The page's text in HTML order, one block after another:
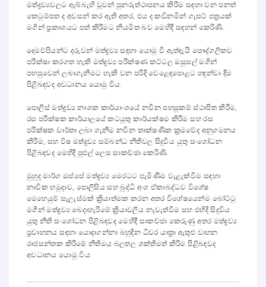
මත්ද්‍රව්‍යවලට ඇබ්බැහි වූවන් පුනරුත්ථාපනය කිරීම සඳහා වන පනත්
කෙටුම්පත ද අවසන් කර ඇති අතර, එය ද කඩිනමින් ගැසට් පත්‍රයක්
මගින් ප්‍රකාශයට පත් කිරීමට නියමිත බව මෙහිදී සඳහන් කෙරිණි.
දෙමව්පියන්ට දරුවන් මත්ද්‍රව්‍ය සඳහා යොමු වී ඇත්දැයි පෞද්ගලිකව
පරීක්ෂා කරගත හැකි මත්ද්‍රව්‍ය පරීක්ෂණ කට්ටල ඔසුසල් මගින්
පහසුවෙන් ලබාගැනීමට හැකි වන පරිදි වෙළෙඳපොළට හඳුන්වා දීම
පිළිබඳවද අවධානය යොමු විය.
පොලිස් මත්ද්‍රව්‍ය නාශක කාර්යාංශයේ නවීන පහසුකම් ස්ථාපිත කිරීම,
රස පරීක්ෂක කාර්යාලයේ කටයුතු කාර්යක්ෂම කිරීම සහ රස
පරීක්ෂක වාර්තා ලබා ගැනීම නවීන තාක්ෂණික ක්‍රමවේද අනුගමනය
කිරීම, සහ විෂ මත්ද්‍රව්‍ය සම්බන්ධ නීතිවල සිදුවිය යුතු සංශෝධන
පිළිබඳවද මෙහිදී පුළුල් ලෙස සාකච්ඡා කෙරිණි.
මුහුදු මාර්ග ඔස්සේ මත්ද්‍රව්‍ය මෙරටට පැමිණීම වැළැක්වීම සඳහා
නාවික හමුදාව, පොලිසිය සහ බුද්ධි අංශ ඒකාබද්ධව විශේෂ
මෙහෙයුම් සැලැස්මක් ක්‍රියාත්මක කරන අතර විශේෂයෙන්ම බෝට්ටු
මගින් මත්ද්‍රව්‍ය බෙදාහැරීමේ ක්‍රියාවලිය නැවැත්වීම සහ එහිදී සිදුවිය
යුතු නීති සංශෝධන පිළිබඳවද මෙහිදී සාකච්ඡා කෙරුණු අතර මත්ද්‍රව්‍ය
ප්‍රවාහනය සඳහා යොදාගන්නා බහුදින ධීවර යාත්‍රා ඇතුළු වාහන
රාජසන්තක කිරීමේ නීතිමය බලතල ශක්තිමත් කිරීම පිළිබඳවද
අවධානය යොමු විය.